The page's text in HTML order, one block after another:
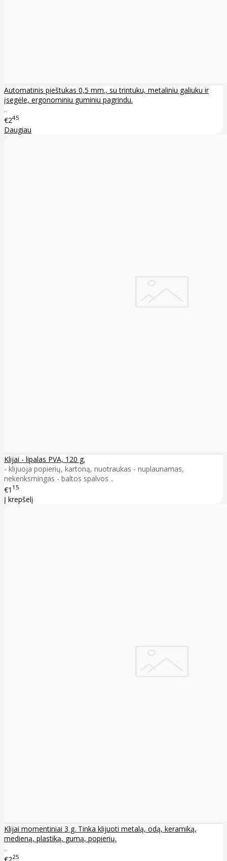
Automatinis pieštukas 0,5 mm., su trintuku, metaliniu galiuku ir
įsegėle, ergonominiu guminiu pagrindu.
..
€245
Daugiau
Klijai - lipalas PVA, 120 g.
- klijuoja popierių, kartoną, nuotraukas - nuplaunamas,
nekenksmingas - baltos spalvos ..
€1 15
Į krepšelį
Klijai momentiniai 3 g. Tinka klijuoti metalą, odą, keramiką,
medieną, plastiką, gumą, popierių.
..
25